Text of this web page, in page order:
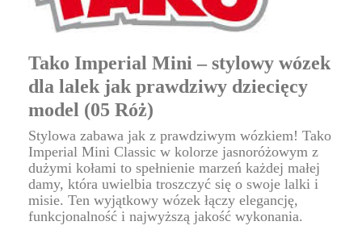
Tako Imperial Mini – stylowy wózek
dla lalek jak prawdziwy dziecięcy
model (05 Róż)
Stylowa zabawa jak z prawdziwym wózkiem! Tako
Imperial Mini Classic w kolorze jasnoróżowym z
dużymi kołami to spełnienie marzeń każdej małej
damy, która uwielbia troszczyć się o swoje lalki i
misie. Ten wyjątkowy wózek łączy elegancję,
funkcjonalność i najwyższą jakość wykonania.